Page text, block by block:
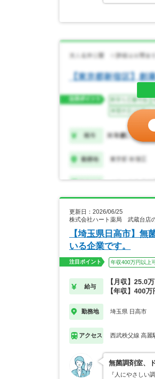
更新日：2026/06/25
株式会社ハート薬局 武蔵台店
【埼玉県日高市】
いる企業です。
注目ポイント 年収400万円以上
給与
【月収】25.0
【年収】400万
勤務地 埼玉県 日高市
アクセス 西武秩父線 高麗
無菌調剤室、
『人にやさしい